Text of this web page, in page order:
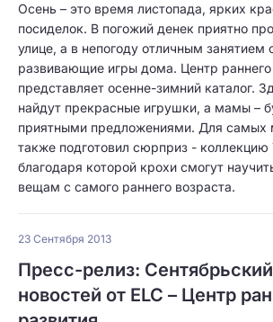
Осень – это время листопада, ярких
посиделок. В погожий денек приятно
улице, а в непогоду отличным занятием
развивающие игры дома. Центр раннего
представляет осенне-зимний каталог.
найдут прекрасные игрушки, а мамы –
приятными предложениями. Для самых
также подготовил сюрприз - коллекцию
благодаря которой крохи смогут
вещам с самого раннего возраста.
23 Сентября 2013
Пресс-релиз:
новостей от ELC – Центр